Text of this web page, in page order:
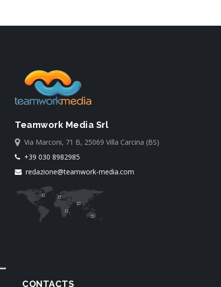
Teamwork Media Srl
Via Marconi, 71 B, 25069 Villa Carcina (BS)
+39 030 8982985
redazione@teamwork-media.com
CONTACTS